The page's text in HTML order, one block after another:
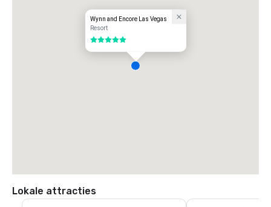
Wynn and Encore Las Vegas
Resort
5 van 5
Lokale attracties